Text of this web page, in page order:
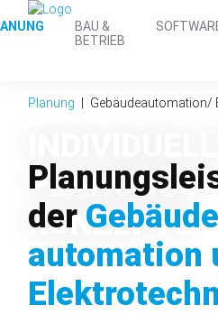
BAU &
BETRIEB
PLANUNGS-
KONZEPTE
Planung Gebäude­automation/
der
automation